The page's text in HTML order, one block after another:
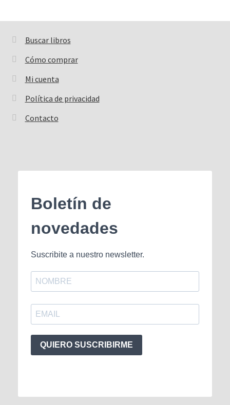
Buscar libros
Buscar:
Cómo comprar
Mi cuenta
Política de privacidad
Contacto
Boletín de
novedades
Suscribite a nuestro newsletter.
QUIERO SUSCRIBIRME